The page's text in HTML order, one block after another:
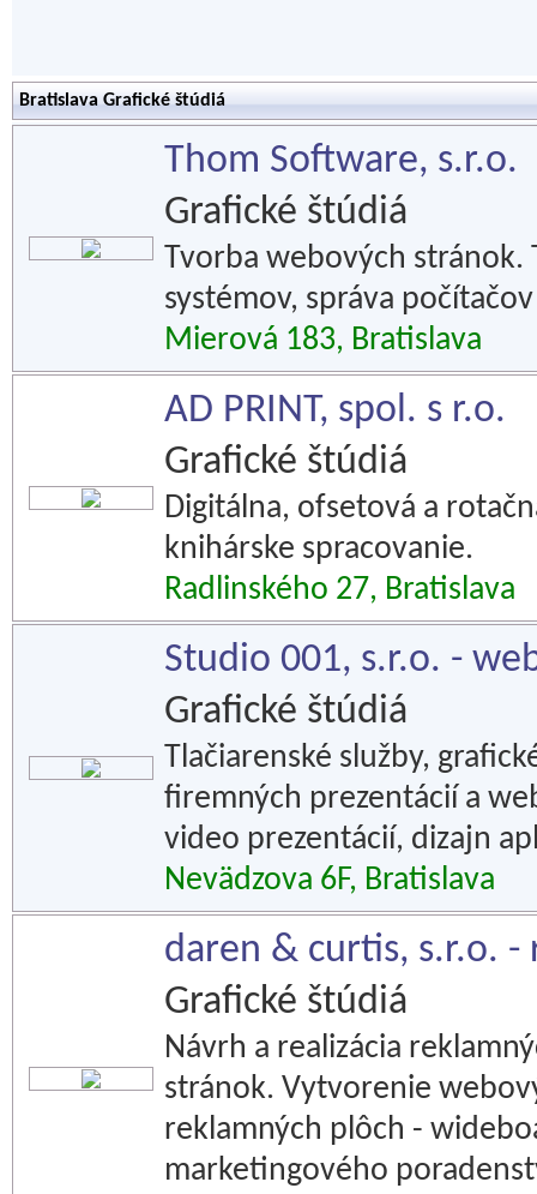
Bratislava Grafické štúdiá
Thom Software, s.r.o.
Grafické štúdiá
Tvorba webových
systémov, správa
Mierová 183, Bratislava
AD PRINT, spol. s r.o.
Grafické štúdiá
Digitálna, ofsetová a
knihárske spracovanie.
Radlinského 27, Bratislava
Studio 001, s.r.o. -
Grafické štúdiá
Tlačiarenské služby,
firemných prezentácií a
video prezentácií, dizajn
Nevädzova 6F, Bratislava
daren & curtis, s.r.o. -
Grafické štúdiá
Návrh a realizácia
stránok. Vytvorenie
reklamných plôch -
marketingového